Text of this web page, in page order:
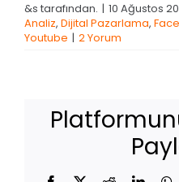
&s tarafından. | 10 Ağustos
Analiz, Dijital Pazarlama,
Youtube | 2 Yorum